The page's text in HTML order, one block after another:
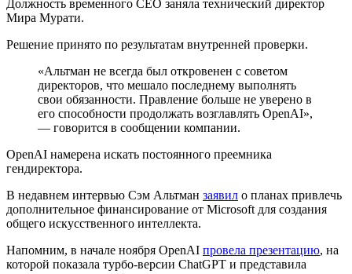
Должность временного CEO заняла технический директор
Мира Мурати.
Решение принято по результатам внутренней проверки.
«Альтман не всегда был откровенен с советом
директоров, что мешало последнему выполнять
свои обязанности. Правление больше не уверено в
его способности продолжать возглавлять OpenAI»,
— говорится в сообщении компании.
OpenAI намерена искать постоянного преемника
гендиректора.
В недавнем интервью Сэм Альтман заявил о планах привлечь
дополнительное финансирование от Microsoft для создания
общего искусственного интеллекта.
Напомним, в начале ноября OpenAI провела презентацию, на
которой показала турбо-версии ChatGPT и представила